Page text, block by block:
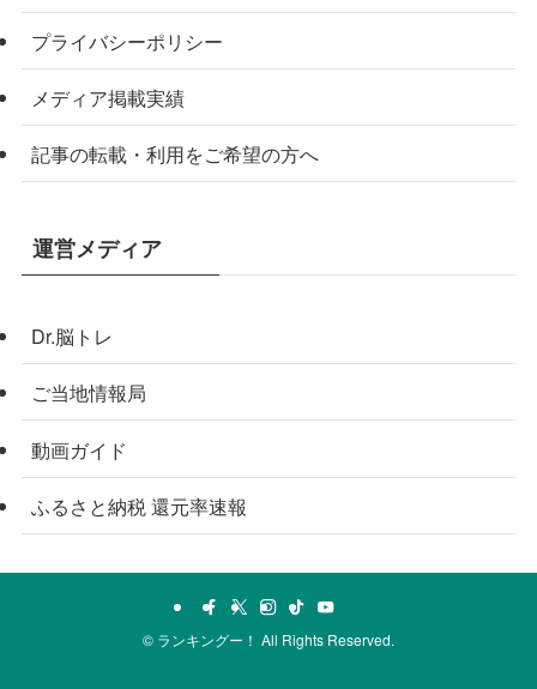
プライバシーポリシー
メディア掲載実績
記事の転載・利用をご希望の方へ
運営メディア
Dr.脳トレ
ご当地情報局
動画ガイド
ふるさと納税 還元率速報
© ランキングー！ All Rights Reserved.